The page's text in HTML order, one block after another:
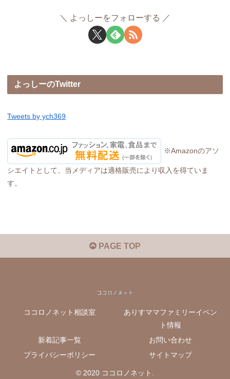
よっしーをフォローする
よっしーのTwitter
Tweets by ych369
※Amazonのアソ
シエイトとして、当メディアは適格販売により収入を得ていま
す。
PAGE TOP
ココロノネット相談室
ありすママファミリーイベン
ト情報
新着記事一覧
お問い合わせ
プライバシーポリシー
サイトマップ
© 2020 ココロノネット.